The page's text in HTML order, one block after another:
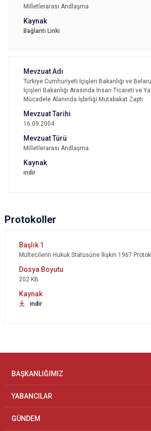
Milletlerarası Andlaşma
Bağlantı Linki
Türkiye Cumhuriyeti İçişleri Bakanlığı ve
İçişleri Bakanlığı Arasında İnsan Ticareti ve
Mücadele Alanında İşbirliği Mutabakat Zaptı
16.09.2004
Milletlerarası Andlaşma
indir
Protokoller
Mültecilerin Hukuk Statüsüne İlişkin 1967
202 KB
indir
BAŞKANLIĞIMIZ
YABANCILAR
GÜNDEM